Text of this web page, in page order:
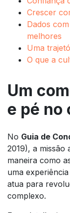
Crescer
Dados
melhores
Uma
O que a
Um
e pé no
No Guia de
2019), a missão
maneira como
uma
atua para
complexo.